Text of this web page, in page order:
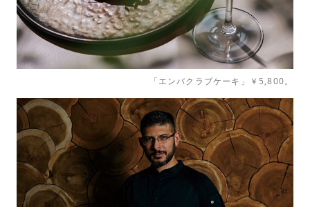
「エンバクラブケーキ」￥5,800。